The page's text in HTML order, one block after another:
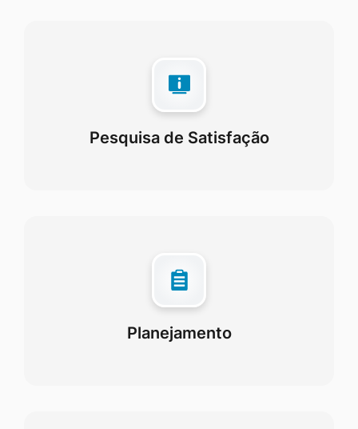
Pesquisa de Satisfação
Planejamento